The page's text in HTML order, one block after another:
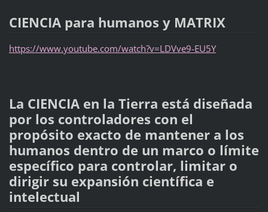
CIENCIA para humanos y MATRIX
https://www.youtube.com/watch?v=LDVve9-EU5Y
La CIENCIA en la Tierra está diseñada
por los controladores con el
propósito exacto de mantener a los
humanos dentro de un marco o límite
específico para controlar, limitar o
dirigir su expansión científica e
intelectual